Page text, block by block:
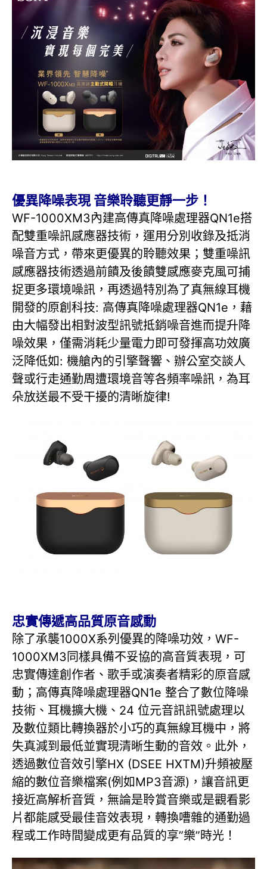
優異降噪表現 音樂聆聽更靜一步！
WF-1000XM3內建高傳真降噪處理器QN1e搭
配雙重噪訊感應器技術，運用分別收錄及抵消
噪音方式，帶來更優異的聆聽效果；雙重噪訊
感應器技術透過前饋及後饋雙感應麥克風可捕
捉更多環境噪訊，再透過特別為了真無線耳機
開發的原創科技: 高傳真降噪處理器QN1e，藉
由大幅發出相對波型訊號抵銷噪音進而提升降
噪效果，僅需消耗少量電力即可發揮高功效廣
泛降低如: 機艙內的引擎聲響、辦公室交談人
聲或行走通勤周遭環境音等各頻率噪訊，為耳
朵放送最不受干擾的清晰旋律!
忠實傳遞高品質原音感動
除了承襲1000X系列優異的降噪功效，WF-
1000XM3同樣具備不妥協的高音質表現，可
忠實傳達創作者、歌手或演奏者精彩的原音感
動；高傳真降噪處理器QN1e 整合了數位降噪
技術、耳機擴大機、24 位元音訊訊號處理以
及數位類比轉換器於小巧的真無線耳機中，將
失真減到最低並實現清晰生動的音效。此外，
透過數位音效引擎HX (DSEE HXTM)升頻被壓
縮的數位音樂檔案(例如MP3音源)，讓音訊更
接近高解析音質，無論是聆賞音樂或是觀看影
片都能感受最佳音效表現，轉換嘈雜的通勤過
程或工作時間變成更有品質的享”樂”時光！